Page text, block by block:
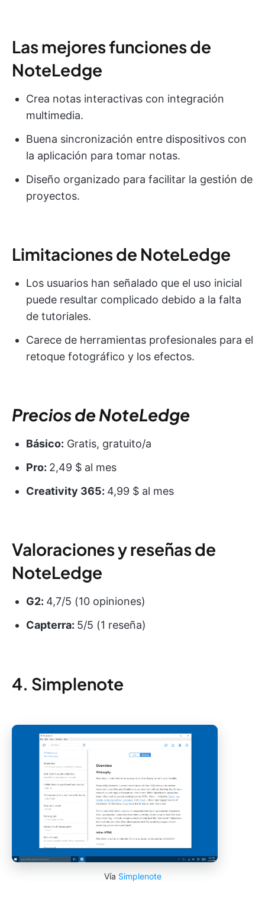
Las mejores funciones de
NoteLedge
Crea notas interactivas con integración
multimedia.
Buena sincronización entre dispositivos con
la aplicación para tomar notas.
Diseño organizado para facilitar la gestión de
proyectos.
Limitaciones de NoteLedge
Los usuarios han señalado que el uso inicial
puede resultar complicado debido a la falta
de tutoriales.
Carece de herramientas profesionales para el
retoque fotográfico y los efectos.
Precios de NoteLedge
Básico: Gratis, gratuito/a
Pro: 2,49 $ al mes
Creativity 365: 4,99 $ al mes
Valoraciones y reseñas de
NoteLedge
G2: 4,7/5 (10 opiniones)
Capterra: 5/5 (1 reseña)
4. Simplenote
Vía Simplenote